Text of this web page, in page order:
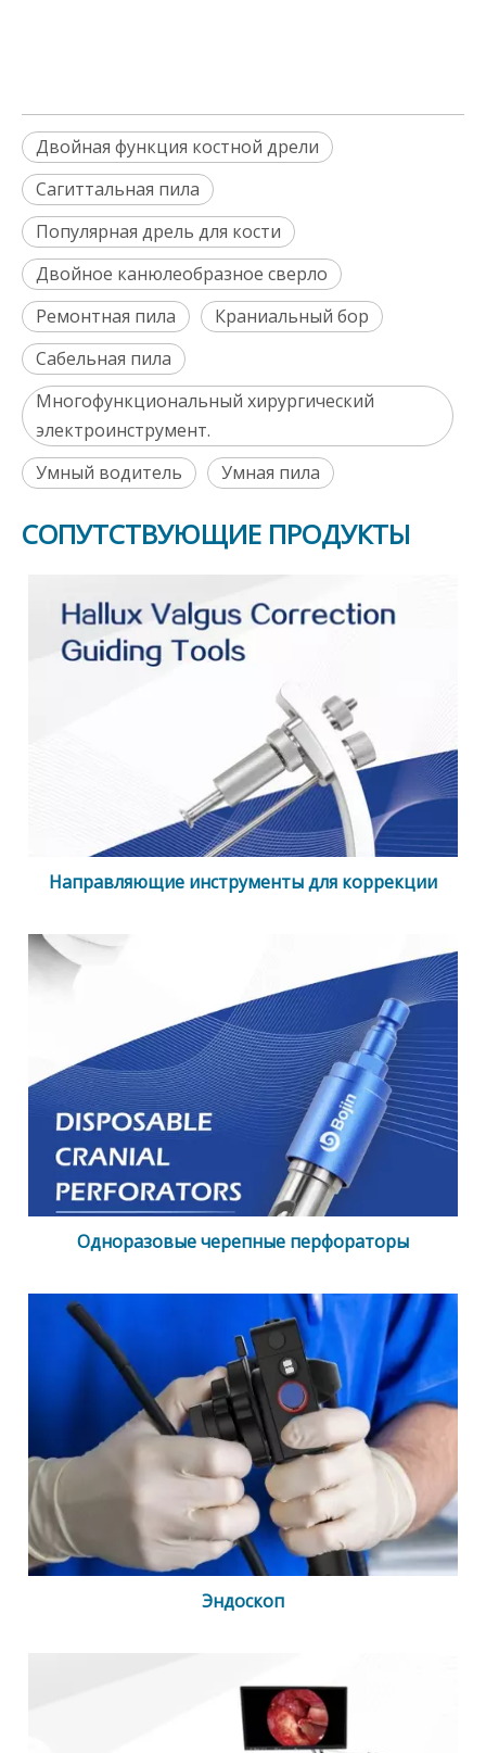
Двойная функция костной дрели
Сагиттальная пила
Популярная дрель для кости
Двойное канюлеобразное сверло
Ремонтная пила
Краниальный бор
Сабельная пила
Многофункциональный хирургический
электроинструмент.
Умный водитель
Умная пила
СОПУТСТВУЮЩИЕ ПРОДУКТЫ
Направляющие инструменты для коррекции
Одноразовые черепные перфораторы
Эндоскоп